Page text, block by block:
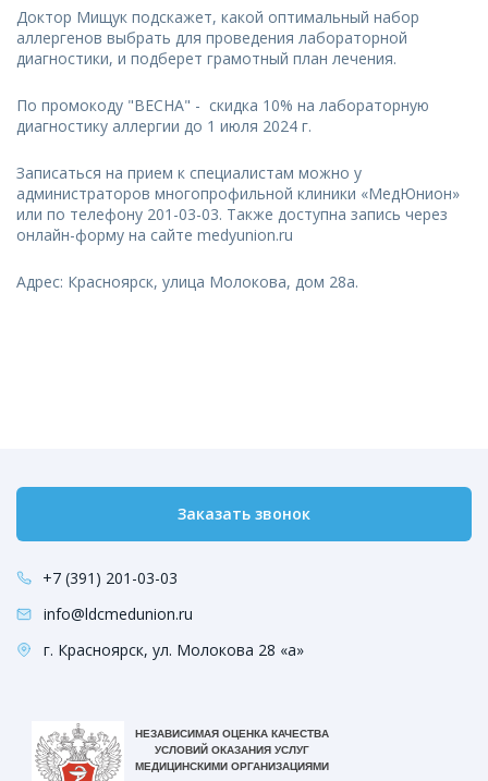
Доктор Мищук подскажет, какой оптимальный набор
аллергенов выбрать для проведения лабораторной
диагностики, и подберет грамотный план лечения.
По промокоду "ВЕСНА" - скидка 10% на лабораторную
диагностику аллергии до 1 июля 2024 г.
Записаться на прием к специалистам можно у
администраторов многопрофильной клиники «МедЮнион»
или по телефону 201-03-03. Также доступна запись через
онлайн-форму на сайте medyunion.ru
Адрес: Красноярск, улица Молокова, дом 28а.
Заказать звонок
+7 (391) 201-03-03
info@ldcmedunion.ru
г. Красноярск, ул. Молокова 28 «а»